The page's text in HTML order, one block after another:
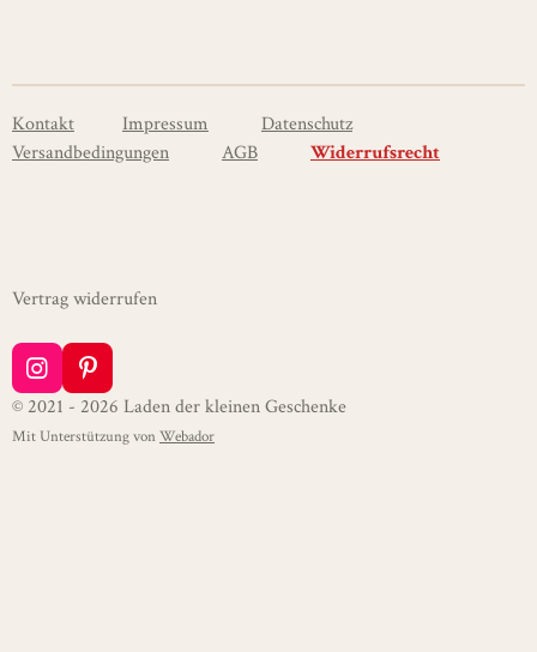
n
n
n
n
Kontakt Impressum
Datenschutz
Versandbedingungen
AGB Widerrufsrecht
Vertrag widerrufen
I
n
t
P
i
t
© 2021 - 2026 Laden der kleinen Geschenke
Mit Unterstützung vonWebador